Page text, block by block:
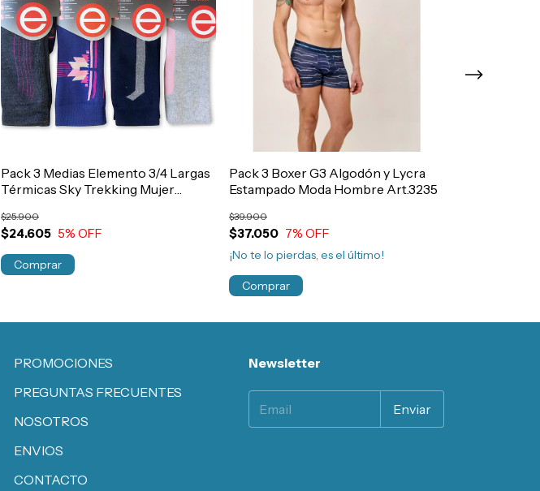
Pack 3 Medias Elemento 3/4 Largas
Térmicas Sky Trekking Mujer
$24.605
$25.900
5% OFF
Comprar
Pack 3 Boxer G3 Algodón y Lycra
Estampado Moda Hombre Art.3235
$37.050
$39.900
7% OFF
¡No te lo pierdas, es el último!
Comprar
PROMOCIONES
PREGUNTAS FRECUENTES
NOSOTROS
ENVIOS
CONTACTO
Newsletter